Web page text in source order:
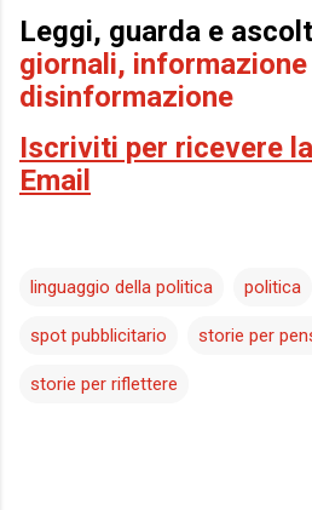
Leggi, guarda e
giornali, informazione
disinformazione
Iscriviti per ricevere
Email
linguaggio della politica politica
spot pubblicitario storie per
storie per riflettere